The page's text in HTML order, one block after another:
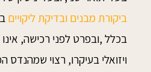
ביקורת מבנים ובדיקת ליקויים
בכלל ,ובפרט לפני רכישה,
ויזואלי בעיקרו, רצוי